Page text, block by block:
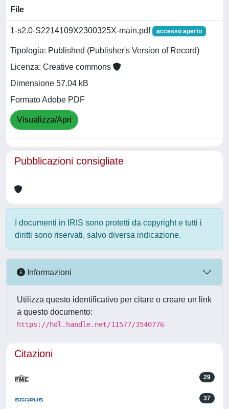
File
1-s2.0-S2214109X2300325X-main.pdf accesso aperto
Tipologia: Published (Publisher's Version of Record)
Licenza: Creative commons
Dimensione 57.04 kB
Formato Adobe PDF
Visualizza/Apri
Pubblicazioni consigliate
I documenti in IRIS sono protetti da copyright e tutti i
diritti sono riservati, salvo diversa indicazione.
Informazioni
Utilizza questo identificativo per citare o creare un link
a questo documento:
https://hdl.handle.net/11577/3540776
Citazioni
29
37